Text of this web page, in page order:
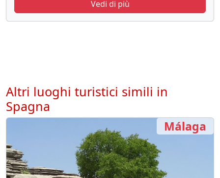
Vedi di più
Altri luoghi turistici simili in
Spagna
Málaga